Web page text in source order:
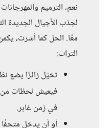
نعم، الترميم
لجذب الأجيال الجديدة
معًا. الحل كما أشرت،
التراث:
تخيّل زائرًا يضع
فيعيش لحظات من
في زمن غابر.
أو أن يدخل